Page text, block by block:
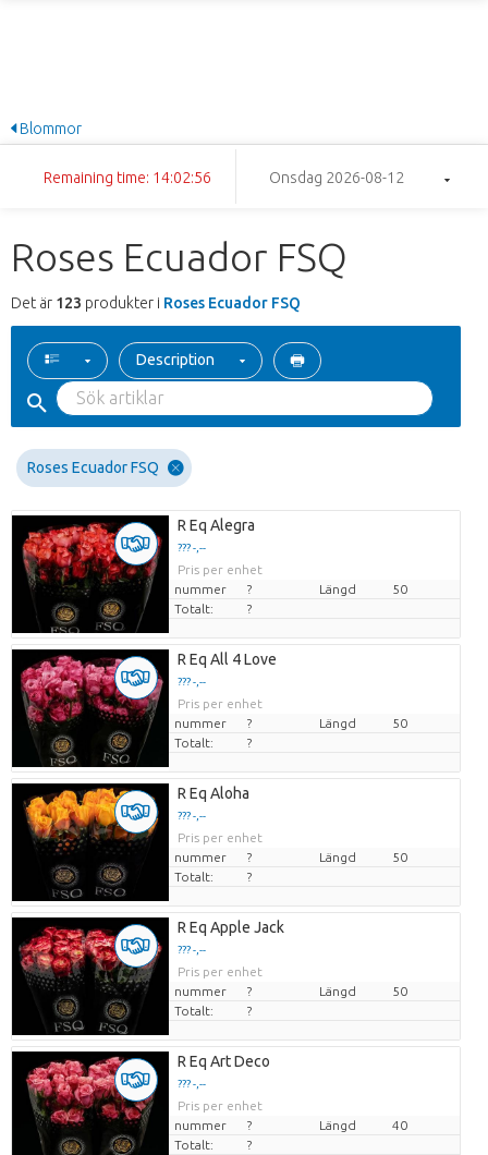
Blommor
Remaining time: 14:02:55 Onsdag 2026-08-12
Roses Ecuador FSQ
Det är 123 produkter i Roses Ecuador FSQ
Description
Roses Ecuador FSQ
R Eq Alegra
??? -,--
Pris per enhet
nummer
? Längd
50
Totalt:
?
R Eq All 4 Love
??? -,--
Pris per enhet
nummer
? Längd
50
Totalt:
?
R Eq Aloha
??? -,--
Pris per enhet
nummer
? Längd
50
Totalt:
?
R Eq Apple Jack
??? -,--
Pris per enhet
nummer
? Längd
50
Totalt:
?
R Eq Art Deco
??? -,--
Pris per enhet
nummer
? Längd
40
Totalt:
?